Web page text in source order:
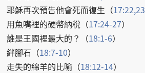
耶穌再次預告他會死而復生 （17:22,23
用魚嘴裡的硬幣納稅 （17:24-27）
誰是王國裡最大的 ？（18:1-6）
絆腳石 （18:7-10）
走失的綿羊的比喻 （18:12-14）